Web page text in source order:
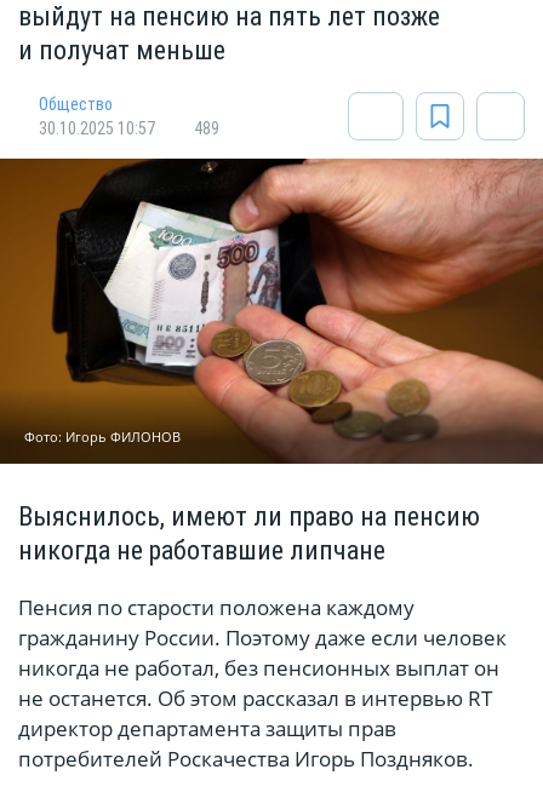
выйдут на пенсию на пять лет позже
и получат меньше
Общество
30.10.2025 10:57
489
Фото: Игорь ФИЛОНОВ
Выяснилось, имеют ли право на пенсию
никогда не работавшие липчане
Пенсия по старости положена каждому
гражданину России. Поэтому даже если человек
никогда не работал, без пенсионных выплат он
не останется. Об этом рассказал в интервью RT
директор департамента защиты прав
потребителей Роскачества Игорь Поздняков.